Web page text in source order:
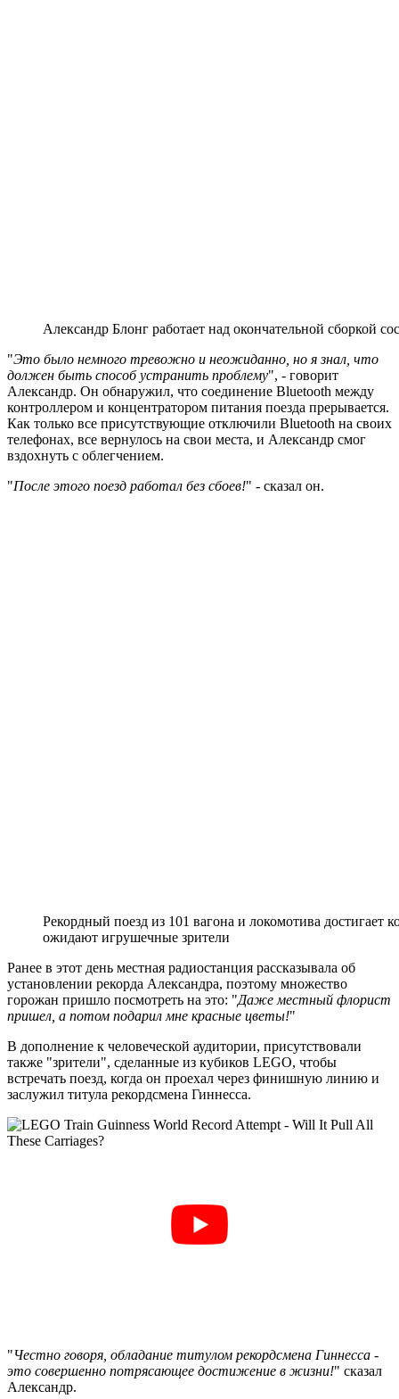
Александр Блонг работает над окончательной сборкой
"Это было немного тревожно и неожиданно, но я знал, что
должен быть способ устранить проблему", - говорит
Александр. Он обнаружил, что соединение Bluetooth между
контроллером и концентратором питания поезда прерывается.
Как только все присутствующие отключили Bluetooth на своих
телефонах, все вернулось на свои места, и Александр смог
вздохнуть с облегчением.
"После этого поезд работал без сбоев!" - сказал он.
Рекордный поезд из 101 вагона и локомотива достигает
ожидают игрушечные зрители
Ранее в этот день местная радиостанция рассказывала об
установлении рекорда Александра, поэтому множество
горожан пришло посмотреть на это: "Даже местный флорист
пришел, а потом подарил мне красные цветы!"
В дополнение к человеческой аудитории, присутствовали
также "зрители", сделанные из кубиков LEGO, чтобы
встречать поезд, когда он проехал через финишную линию и
заслужил титула рекордсмена Гиннесса.
"Честно говоря, обладание титулом рекордсмена Гиннесса -
это совершенно потрясающее достижение в жизни!" сказал
Александр.